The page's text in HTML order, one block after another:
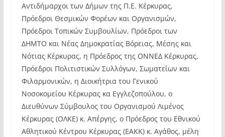
Αντιδήμαρχοι των Δήμων της Π.Ε. Κέρκυρας,
Πρόεδροι Θεσμικών Φορέων και Οργανισμών,
Πρόεδροι Τοπικών Συμβουλίων, Πρόεδροι των
ΔΗΜΤΟ και Νέας Δημοκρατίας Βόρειας, Μέσης και
Νότιας Κέρκυρας, η Πρόεδρος της ΟΝΝΕΔ Κέρκυρας,
Πρόεδροι Πολιτιστικών Συλλόγων, Σωματείων και
Φιλαρμονικών, η Διοικήτρια του Γενικού
Νοσοκομείου Κέρκυρας κα Εγγλεζοπούλου, ο
Διευθύνων Σύμβουλος του Οργανισμού Λιμένος
Κέρκυρας (ΟΛΚΕ) κ. Απέργης, ο Πρόεδρος του Εθνικού
Αθλητικού Κέντρου Κέρκυρας (ΕΑΚΚ) κ. Αγάθος, μέλη